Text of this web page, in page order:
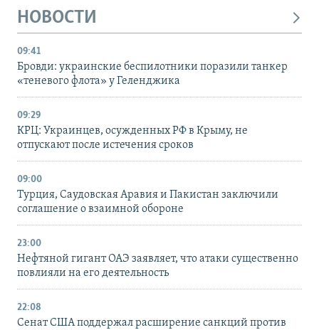
НОВОСТИ
09:41
Бровди: украинские беспилотники поразили танкер
«теневого флота» у Геленджика
09:29
КРЦ: Украинцев, осужденных РФ в Крыму, не
отпускают после истечения сроков
09:00
Турция, Саудовская Аравия и Пакистан заключили
соглашение о взаимной обороне
23:00
Нефтяной гигант ОАЭ заявляет, что атаки существенно
повлияли на его деятельность
22:08
Сенат США поддержал расширение санкций против